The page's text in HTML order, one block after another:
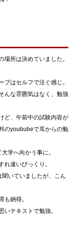
所は決めていました。
はセルフで注ぐ感じ。
んな雰囲気はなく、勉強
ど、午前中の試験内容が
のyoububeで耳からの勉
学へ向かう事に。
違いびっくり。
いていましたが、こん
も納得。
テキストで勉強。